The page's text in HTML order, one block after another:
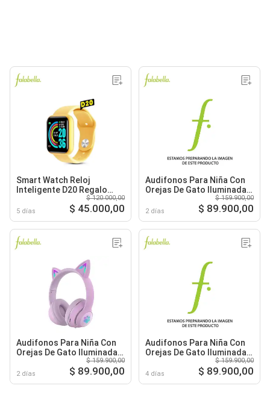
Smart Watch Reloj
Inteligente D20 Regalo
Niño Niña Hombre Mujer
5 días
$ 120.000,00
$ 45.000,00
Audifonos Para Niña Con
Orejas De Gato Iluminadas
Bluetooth Negros
2 días
$ 159.900,00
$ 89.900,00
Audifonos Para Niña Con
Orejas De Gato Iluminadas
Bluetooth Morados
2 días
$ 159.900,00
$ 89.900,00
Audifonos Para Niña Con
Orejas De Gato Iluminadas
4 días
$ 159.900,00
$ 89.900,00